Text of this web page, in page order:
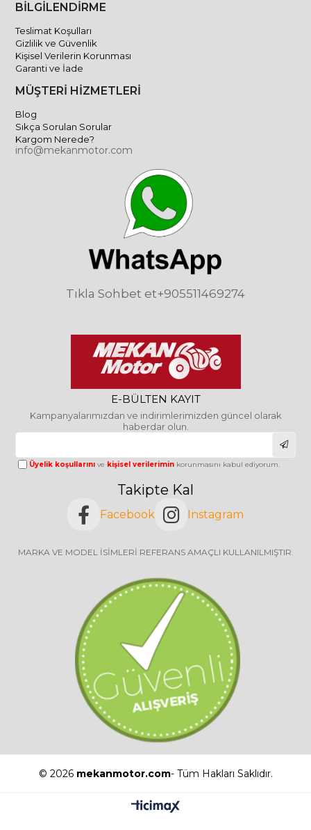
BİLGİLENDİRME
Teslimat Koşulları
Gizlilik ve Güvenlik
Kişisel Verilerin Korunması
Garanti ve İade
MÜŞTERİ HİZMETLERİ
Blog
Sıkça Sorulan Sorular
Kargom Nerede?
info@mekanmotor.com
Tıkla Sohbet et+905511469274
E-BÜLTEN KAYIT
Kampanyalarımızdan ve indirimlerimizden güncel olarak
haberdar olun.
Üyelik koşullarını ve kişisel verilerimin korunmasını kabul ediyorum.
Takipte Kal
Facebook Instagram
MARKA VE MODEL İSİMLERİ REFERANS AMAÇLI KULLANILMIŞTIR.
© 2026mekanmotor.com- Tüm Hakları Saklıdır.